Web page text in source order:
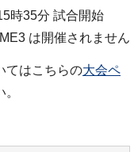
35分 試合開始
は開催されません
てはこちらの大会ペ